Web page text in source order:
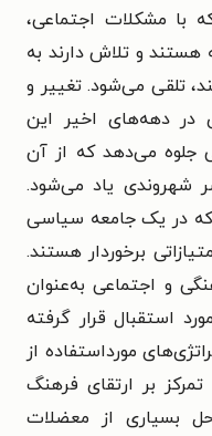
با مشکلات اجتماعی،
و تلاش دارند به
تلقی می‌شود. تغییر و
در دهه‌های اخیر این
جلوه می‌دهد که از آن
شهروندی یاد می‌شود.
در یک جامعه سیاسی
برخوردار هستند.
و اجتماعی به‌عنوان
استقبال قرار گرفته
مورداستفاده از
بر ارتقای فرهنگ
بسیاری از معضلات